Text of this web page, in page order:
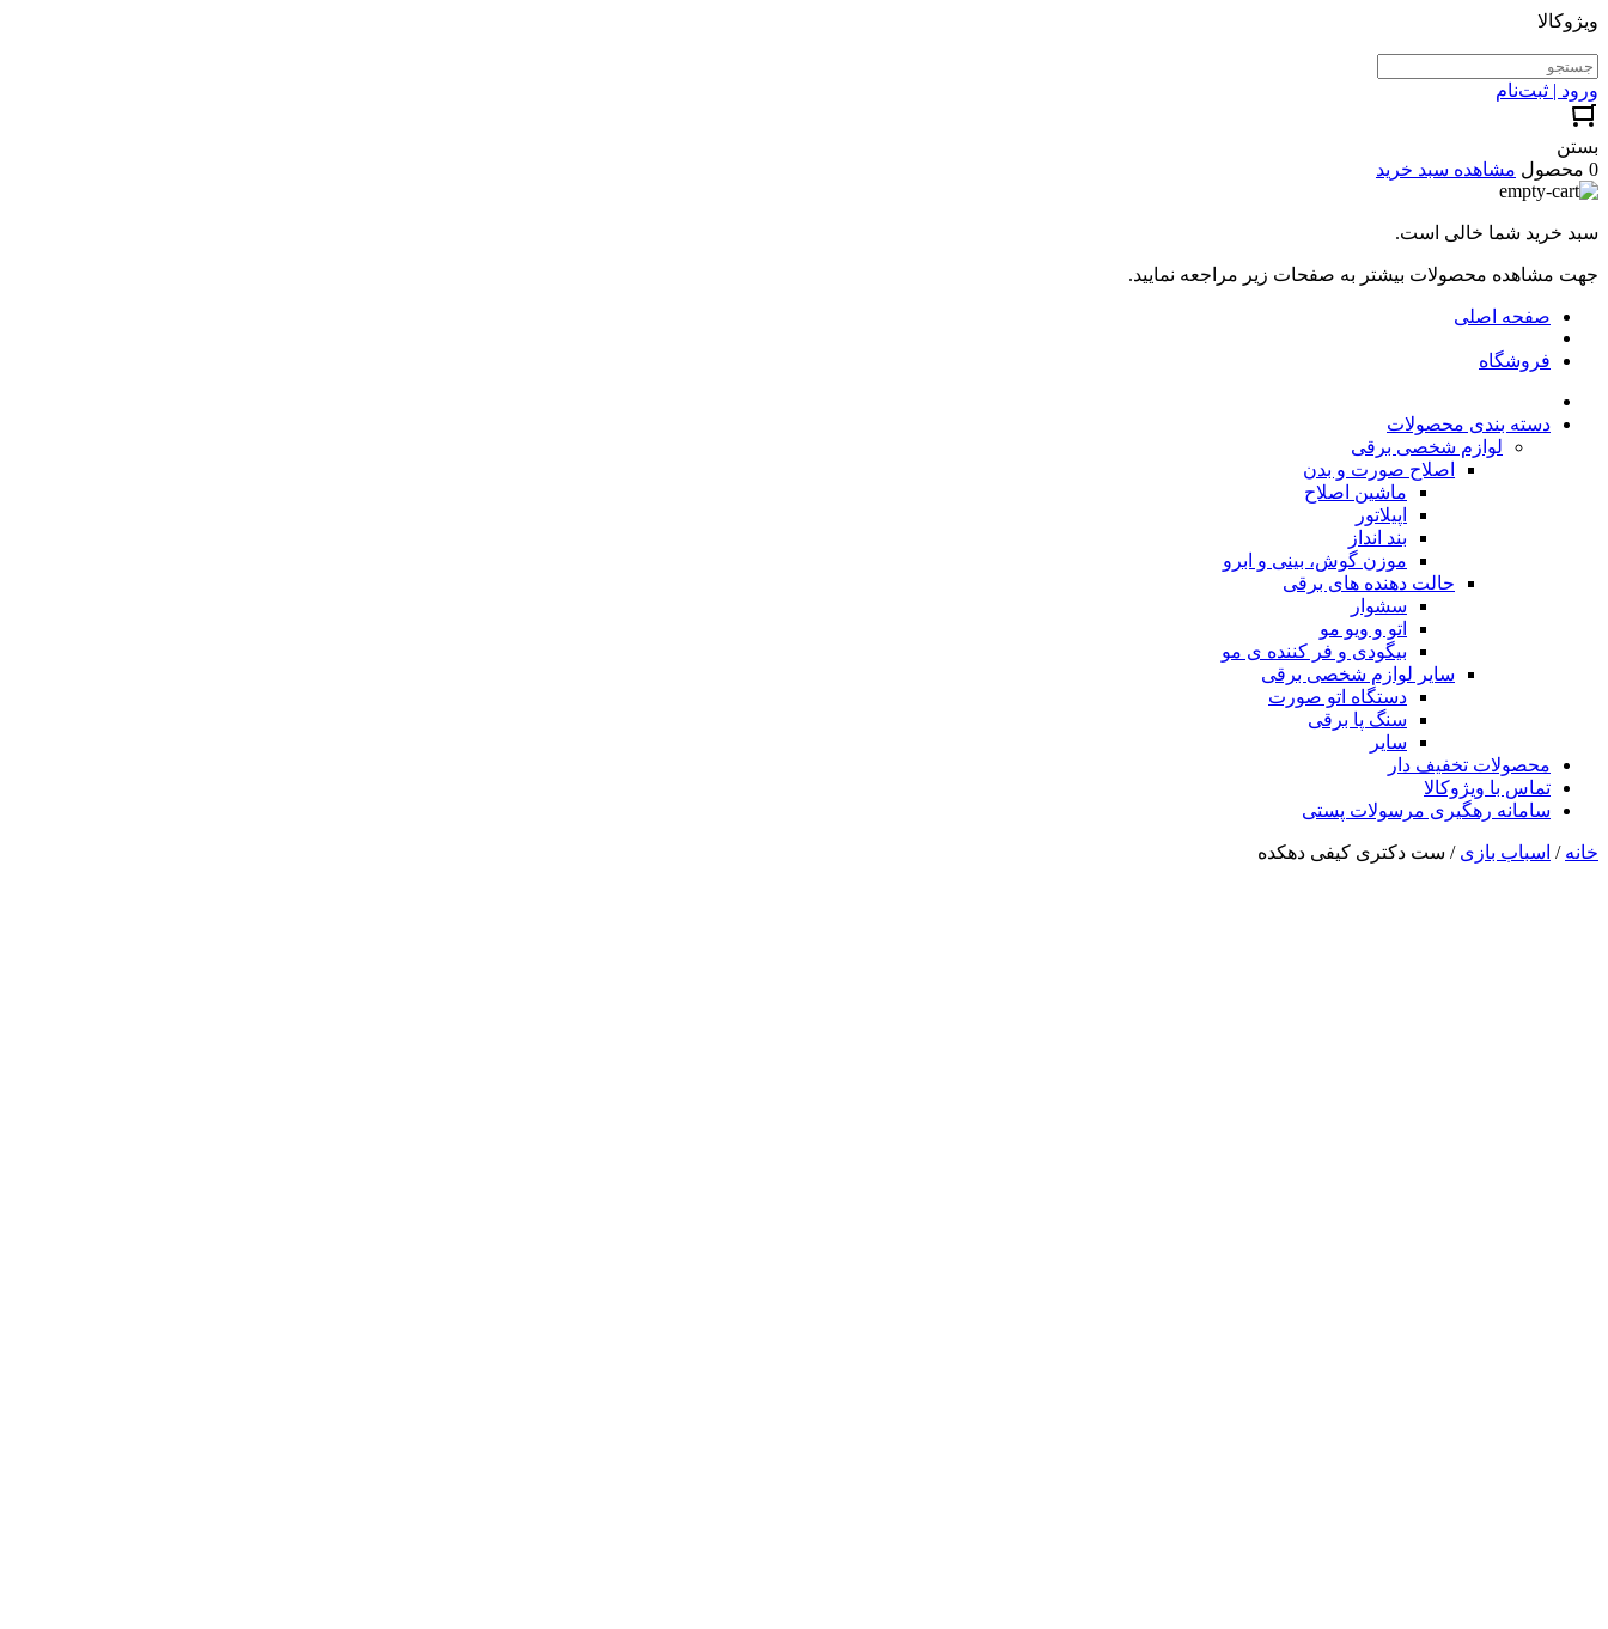
ویژوکالا
ورود | ثبت‌نام
بستن
0 محصول
مشاهده سبد خرید
سبد خرید شما خالی است.
جهت مشاهده محصولات بیشتر به صفحات زیر مراجعه نمایید.
صفحه اصلی
فروشگاه
دسته بندی محصولات
لوازم شخصی برقی
اصلاح صورت و بدن
ماشین اصلاح
اپیلاتور
بند انداز
موزن گوش، بینی و ابرو
حالت دهنده های برقی
سشوار
اتو و ویو مو
بیگودی و فر کننده ی مو
سایر لوازم شخصی برقی
دستگاه اتو صورت
سنگ پا برقی
سایر
محصولات تخفیف دار
تماس با ویژوکالا
سامانه رهگیری مرسولات پستی
خانه / اسباب بازی / ست دکتری کیفی دهکده